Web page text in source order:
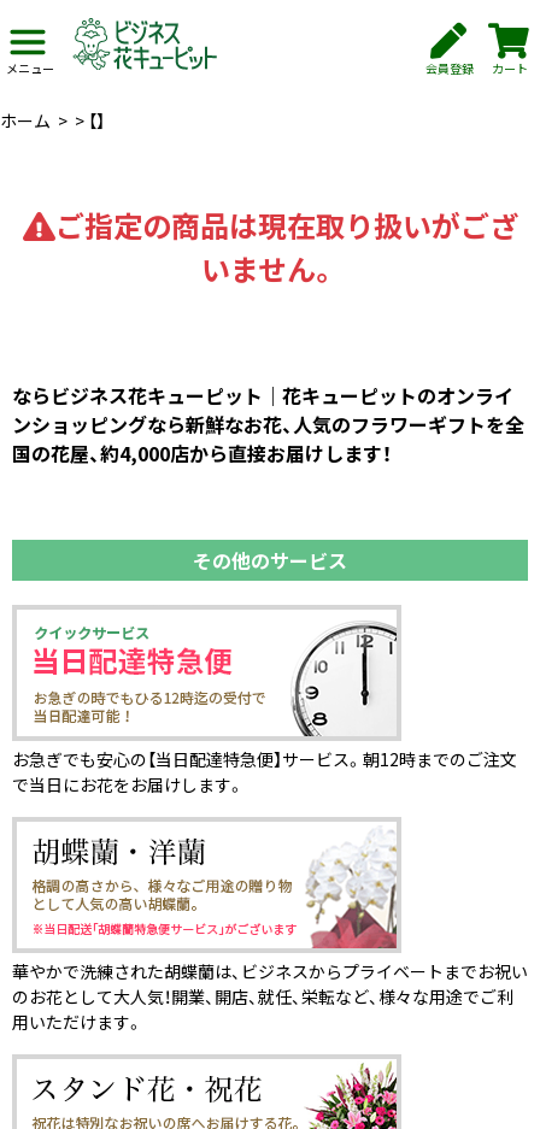
メニュー 会員登録 カート
ホーム > > 【】
ご指定の商品は現在取り扱いがござ
いません。
ならビジネス花キューピット｜花キューピットのオンライ
ンショッピングなら新鮮なお花、人気のフラワーギフトを全
国の花屋、約4,000店から直接お届けします！
その他のサービス
お急ぎでも安心の【当日配達特急便】サービス。朝12時までのご注文
で当日にお花をお届けします。
華やかで洗練された胡蝶蘭は、ビジネスからプライベートまでお祝い
のお花として大人気！開業、開店、就任、栄転など、様々な用途でご利
用いただけます。